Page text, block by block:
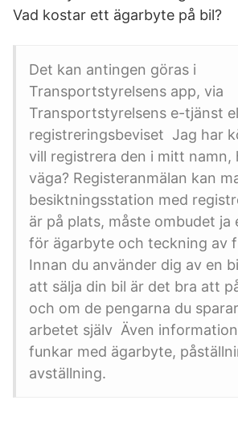
Vad kostar ett ägarbyte på bil?
Det kan antingen göras i
Transportstyrelsens app, via
Transportstyrelsens e-tjänst
registreringsbeviset Jag har
vill registrera den i mitt namn,
väga? Registeranmälan kan
besiktningsstation med
är på plats, måste ombudet ja
för ägarbyte och teckning av f
Innan du använder dig av en
att sälja din bil är det bra att
och om de pengarna du
arbetet själv Även
funkar med ägarbyte,
avställning.